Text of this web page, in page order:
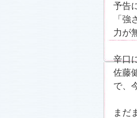
予告
「
力が
辛口
佐藤
で、
まだ